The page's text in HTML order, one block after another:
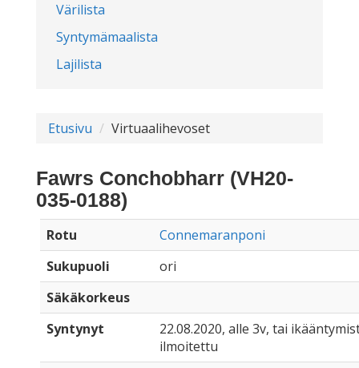
Värilista
Syntymämaalista
Lajilista
Etusivu Virtuaalihevoset
Fawrs Conchobharr (VH20-
035-0188)
Rotu
Connemaranponi
Sukupuoli
ori
Säkäkorkeus
Syntynyt
22.08.2020, alle 3v, tai
ilmoitettu